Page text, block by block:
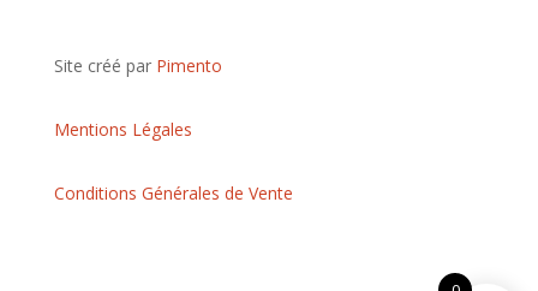
Site créé par Pimento
Mentions Légales
Conditions Générales de Vente